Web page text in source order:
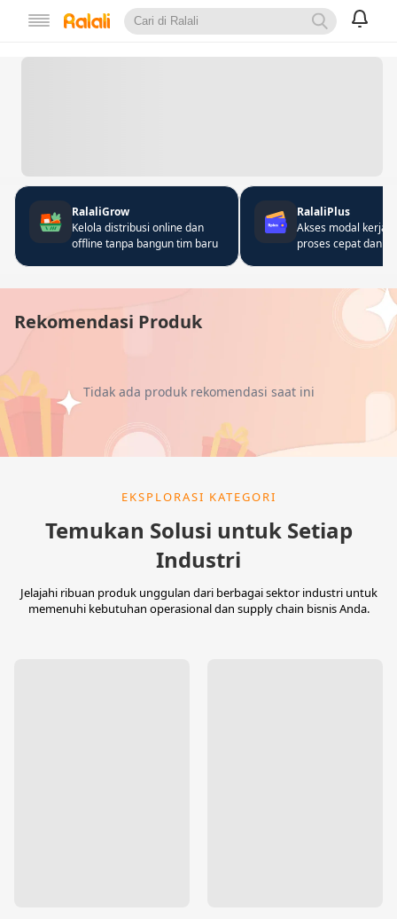
RalaliGrow
Kelola distribusi online dan
offline tanpa bangun tim baru
RalaliPlus
Akses modal kerja
proses cepat dan
Rekomendasi Produk
Tidak ada produk rekomendasi saat ini
EKSPLORASI KATEGORI
Temukan Solusi untuk Setiap
Industri
Jelajahi ribuan produk unggulan dari berbagai sektor industri untuk
memenuhi kebutuhan operasional dan supply chain bisnis Anda.